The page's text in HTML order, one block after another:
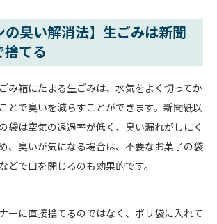
の臭い解消法】生ごみは新聞
てる
み箱にたまる生ごみは、水気をよく切ってか
とで臭いを減らすことができます。新聞紙以
袋は空気の透過率が低く、臭い漏れがしにく
、臭いが気になる場合は、不要なお菓子の袋
どで口を閉じるのも効果的です。
ーに直接捨てるのではなく、ポリ袋に入れて